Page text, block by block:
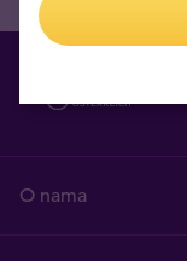
O nama